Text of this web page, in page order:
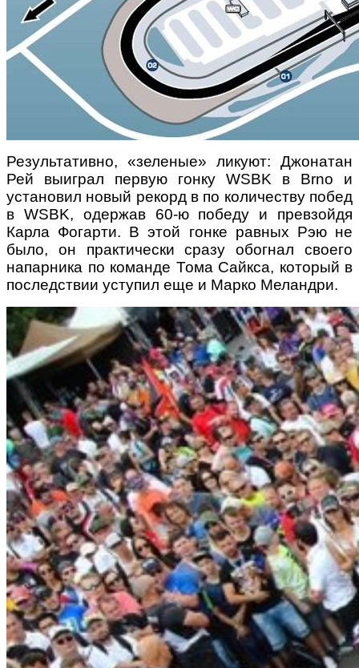
Результативно, «зеленые» ликуют: Джонатан
Рей выиграл первую гонку WSBK в Brno и
установил новый рекорд в по количеству побед
в WSBK, одержав 60-ю победу и превзойдя
Карла Фогарти. В этой гонке равных Рэю не
было, он практически сразу обогнал своего
напарника по команде Тома Сайкса, который в
последствии уступил еще и Марко Меландри.